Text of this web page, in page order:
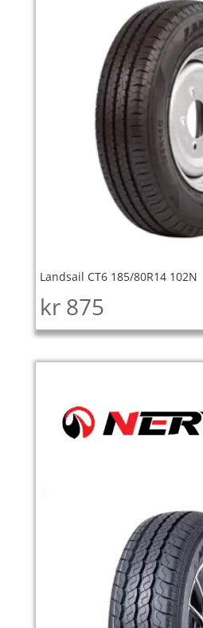
Landsail CT6 185/80R14 102N
kr 875